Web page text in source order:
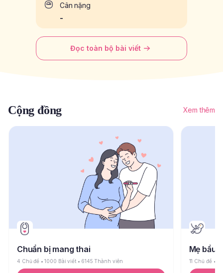
Cân nặng
-
Đọc toàn bộ bài viết
Cộng đồng Xem thêm
Chuẩn bị mang thai
4 Chủ đề 1000 Bài viết 6145 Thành viên
Mẹ bầu
11 Chủ đề